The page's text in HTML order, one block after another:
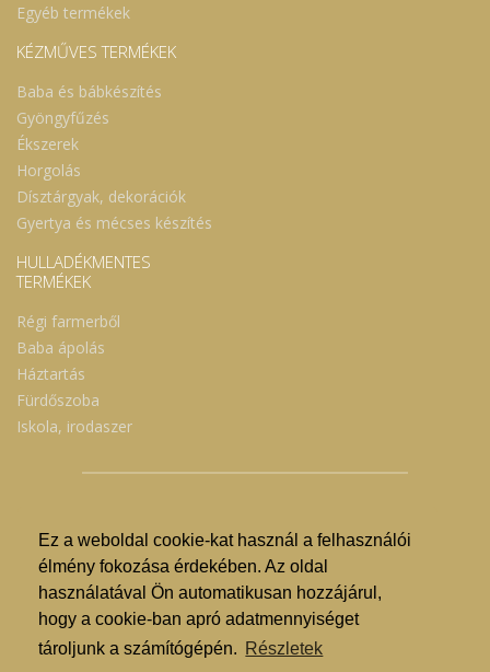
Ez a weboldal cookie-kat használ a felhasználói
élmény fokozása érdekében. Az oldal
használatával Ön automatikusan hozzájárul,
hogy a cookie-ban apró adatmennyiséget
tároljunk a számítógépén. Részletek
Egyéb termékek
KÉZMŰVES TERMÉKEK
Baba és bábkészítés
Gyöngyfűzés
Ékszerek
Horgolás
Dísztárgyak, dekorációk
Gyertya és mécses készítés
HULLADÉKMENTES
TERMÉKEK
Régi farmerből
Baba ápolás
Háztartás
Fürdőszoba
Iskola, irodaszer
© Nyíregyházi Kosár Közösség 2019.
Hogyan lehet vásárolni?
GDPR